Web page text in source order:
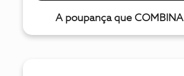
A poupança que COMBINA